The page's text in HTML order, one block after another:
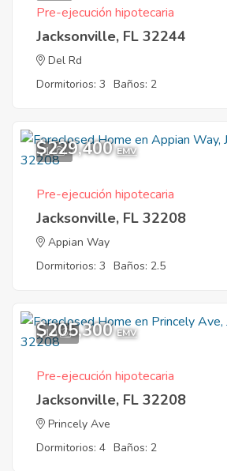
Pre-ejecución hipotecaria
Jacksonville, FL 32244
Del Rd
Dormitorios: 3 Baños: 2
1
$229,400 EMV
Pre-ejecución hipotecaria
Jacksonville, FL 32208
Appian Way
Dormitorios: 3 Baños: 2.5
10
$205,300 EMV
Pre-ejecución hipotecaria
Jacksonville, FL 32208
Princely Ave
Dormitorios: 4 Baños: 2